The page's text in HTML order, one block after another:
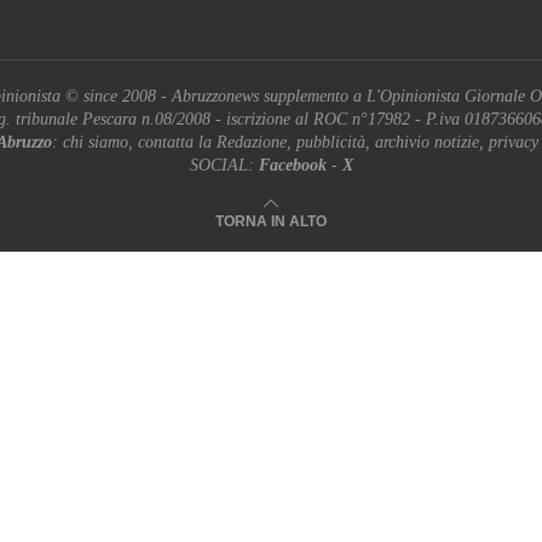
© since 2008 - Abruzzonews supplemento a L'Opinionista Giornale
tribunale Pescara n.08/2008 - iscrizione al ROC n°17982 - P.iva
: chi siamo, contatta la Redazione, pubblicità, archivio notizie, privacy
SOCIAL: Facebook- X
TORNA IN ALTO